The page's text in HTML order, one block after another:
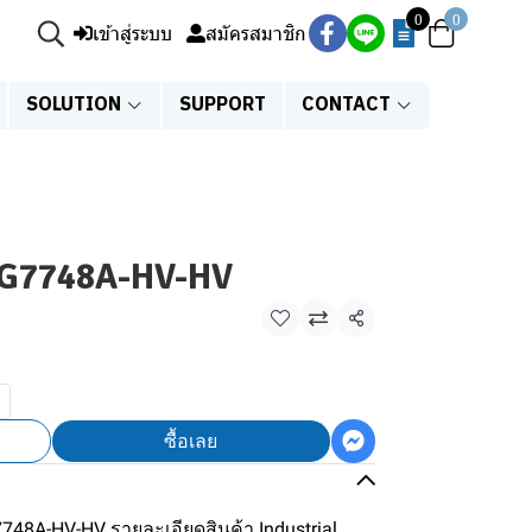
เข้าสู่ระบบ สมัครสมาชิก
0 0
SOLUTION SUPPORT CONTACT
HV-HV
แชร์
ซื้อเลย